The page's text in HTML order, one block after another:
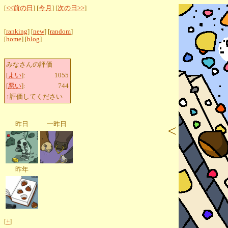
[<<前の日 ] [今月 ] [次の日>>]
[ranking] [new] [random]
[home] [blog]
みなさんの評価
[よい]:
1055
[悪い]:
744
↑評価してください
昨日 一昨日
昨年
[+]
<